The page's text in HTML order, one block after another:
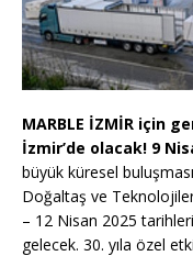
MARBLE İZMİR için
İzmir’de olacak! 9
büyük küresel
Doğaltaş ve
– 12 Nisan 2025
gelecek. 30. yıla özel